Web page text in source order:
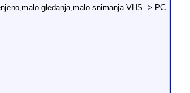
gledanja,malo snimanja.VHS -> PC